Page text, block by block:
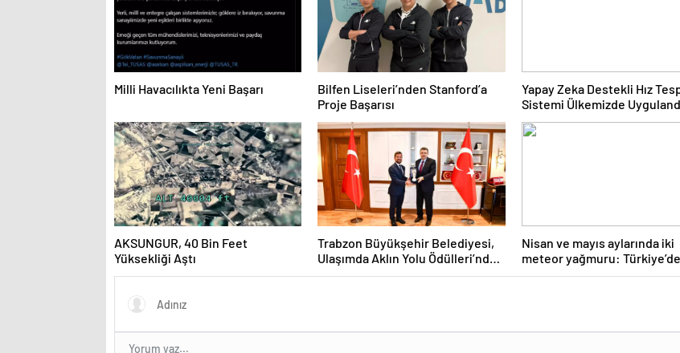
Milli Havacılıkta Yeni Başarı
Bilfen Liseleri’nden Stanford’a
Proje Başarısı
Yapay Zeka Destekli Hız
Sistemi Ülkemizde
AKSUNGUR, 40 Bin Feet
Yüksekliği Aştı
Trabzon Büyükşehir Belediyesi,
Ulaşımda Aklın Yolu Ödülleri’nde
Başarı Elde Etti
Nisan ve mayıs aylarında iki
meteor yağmuru:
nasıl izlenecek?